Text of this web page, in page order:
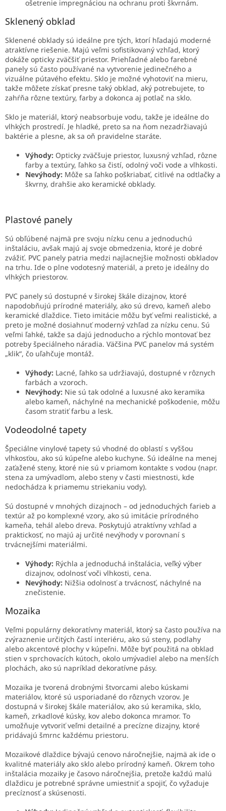
ošetrenie impregnáciou na ochranu proti škvrnám.
Sklenený obklad
Sklenené obklady sú ideálne pre tých, ktorí hľadajú moderné
atraktívne riešenie. Majú veľmi sofistikovaný vzhľad, ktorý
dokáže opticky zväčšiť priestor. Priehľadné alebo farebné
panely sú často používané na vytvorenie jedinečného a
vizuálne pútavého efektu. Sklo je možné vyhotoviť na mieru,
takže môžete získať presne taký obklad, aký potrebujete, to
zahŕňa rôzne textúry, farby a dokonca aj potlač na sklo.
Sklo je materiál, ktorý neabsorbuje vodu, takže je ideálne do
vlhkých prostredí. Je hladké, preto sa na ňom nezadržiavajú
baktérie a plesne, ak sa oň pravidelne staráte.
Výhody: Opticky zväčšuje priestor, luxusný vzhľad, rôzne
farby a textúry, ľahko sa čistí, odolný voči vode a vlhkosti.
Nevýhody: Môže sa ľahko poškriabať, citlivé na odtlačky a
škvrny, drahšie ako keramické obklady.
Plastové panely
Sú obľúbené najmä pre svoju nízku cenu a jednoduchú
inštaláciu, avšak majú aj svoje obmedzenia, ktoré je dobré
zvážiť. PVC panely patria medzi najlacnejšie možnosti obkladov
na trhu. Ide o plne vodotesný materiál, a preto je ideálny do
vlhkých priestorov.
PVC panely sú dostupné v širokej škále dizajnov, ktoré
napodobňujú prírodné materiály, ako sú drevo, kameň alebo
keramické dlaždice. Tieto imitácie môžu byť veľmi realistické, a
preto je možné dosiahnuť moderný vzhľad za nízku cenu. Sú
veľmi ľahké, takže sa dajú jednoducho a rýchlo montovať bez
potreby špeciálneho náradia. Väčšina PVC panelov má systém
„klik“, čo uľahčuje montáž.
Výhody: Lacné, ľahko sa udržiavajú, dostupné v rôznych
farbách a vzoroch.
Nevýhody: Nie sú tak odolné a luxusné ako keramika
alebo kameň, náchylné na mechanické poškodenie, môžu
časom stratiť farbu a lesk.
Vodeodolné tapety
Špeciálne vinylové tapety sú vhodné do oblastí s vyššou
vlhkosťou, ako sú kúpeľne alebo kuchyne. Sú ideálne na menej
zaťažené steny, ktoré nie sú v priamom kontakte s vodou (napr.
stena za umývadlom, alebo steny v časti miestnosti, kde
nedochádza k priamemu striekaniu vody).
Sú dostupné v mnohých dizajnoch – od jednoduchých farieb a
textúr až po komplexné vzory, ako sú imitácie prírodného
kameňa, tehál alebo dreva. Poskytujú atraktívny vzhľad a
praktickosť, no majú aj určité nevýhody v porovnaní s
trvácnejšími materiálmi.
Výhody: Rýchla a jednoduchá inštalácia, veľký výber
dizajnov, odolnosť voči vlhkosti, cena.
Nevýhody: Nižšia odolnosť a trvácnosť, náchylné na
znečistenie.
Mozaika
Veľmi populárny dekoratívny materiál, ktorý sa často používa na
zvýraznenie určitých častí interiéru, ako sú steny, podlahy
alebo akcentové plochy v kúpeľni. Môže byť použitá na obklad
stien v sprchovacích kútoch, okolo umývadiel alebo na menších
plochách, ako sú napríklad dekoratívne pásy.
Mozaika je tvorená drobnými štvorcami alebo kúskami
materiálov, ktoré sú usporiadané do rôznych vzorov. Je
dostupná v širokej škále materiálov, ako sú keramika, sklo,
kameň, zrkadlové kúsky, kov alebo dokonca mramor. To
umožňuje vytvoriť veľmi detailné a precízne dizajny, ktoré
pridávajú šmrnc každému priestoru.
Mozaikové dlaždice bývajú cenovo náročnejšie, najmä ak ide o
kvalitné materiály ako sklo alebo prírodný kameň. Okrem toho
inštalácia mozaiky je časovo náročnejšia, pretože každú malú
dlaždicu je potrebné správne umiestniť a spojiť, čo vyžaduje
precíznosť a skúsenosti.